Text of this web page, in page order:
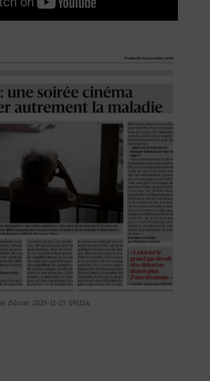
d’écran 2025-11-23 091154